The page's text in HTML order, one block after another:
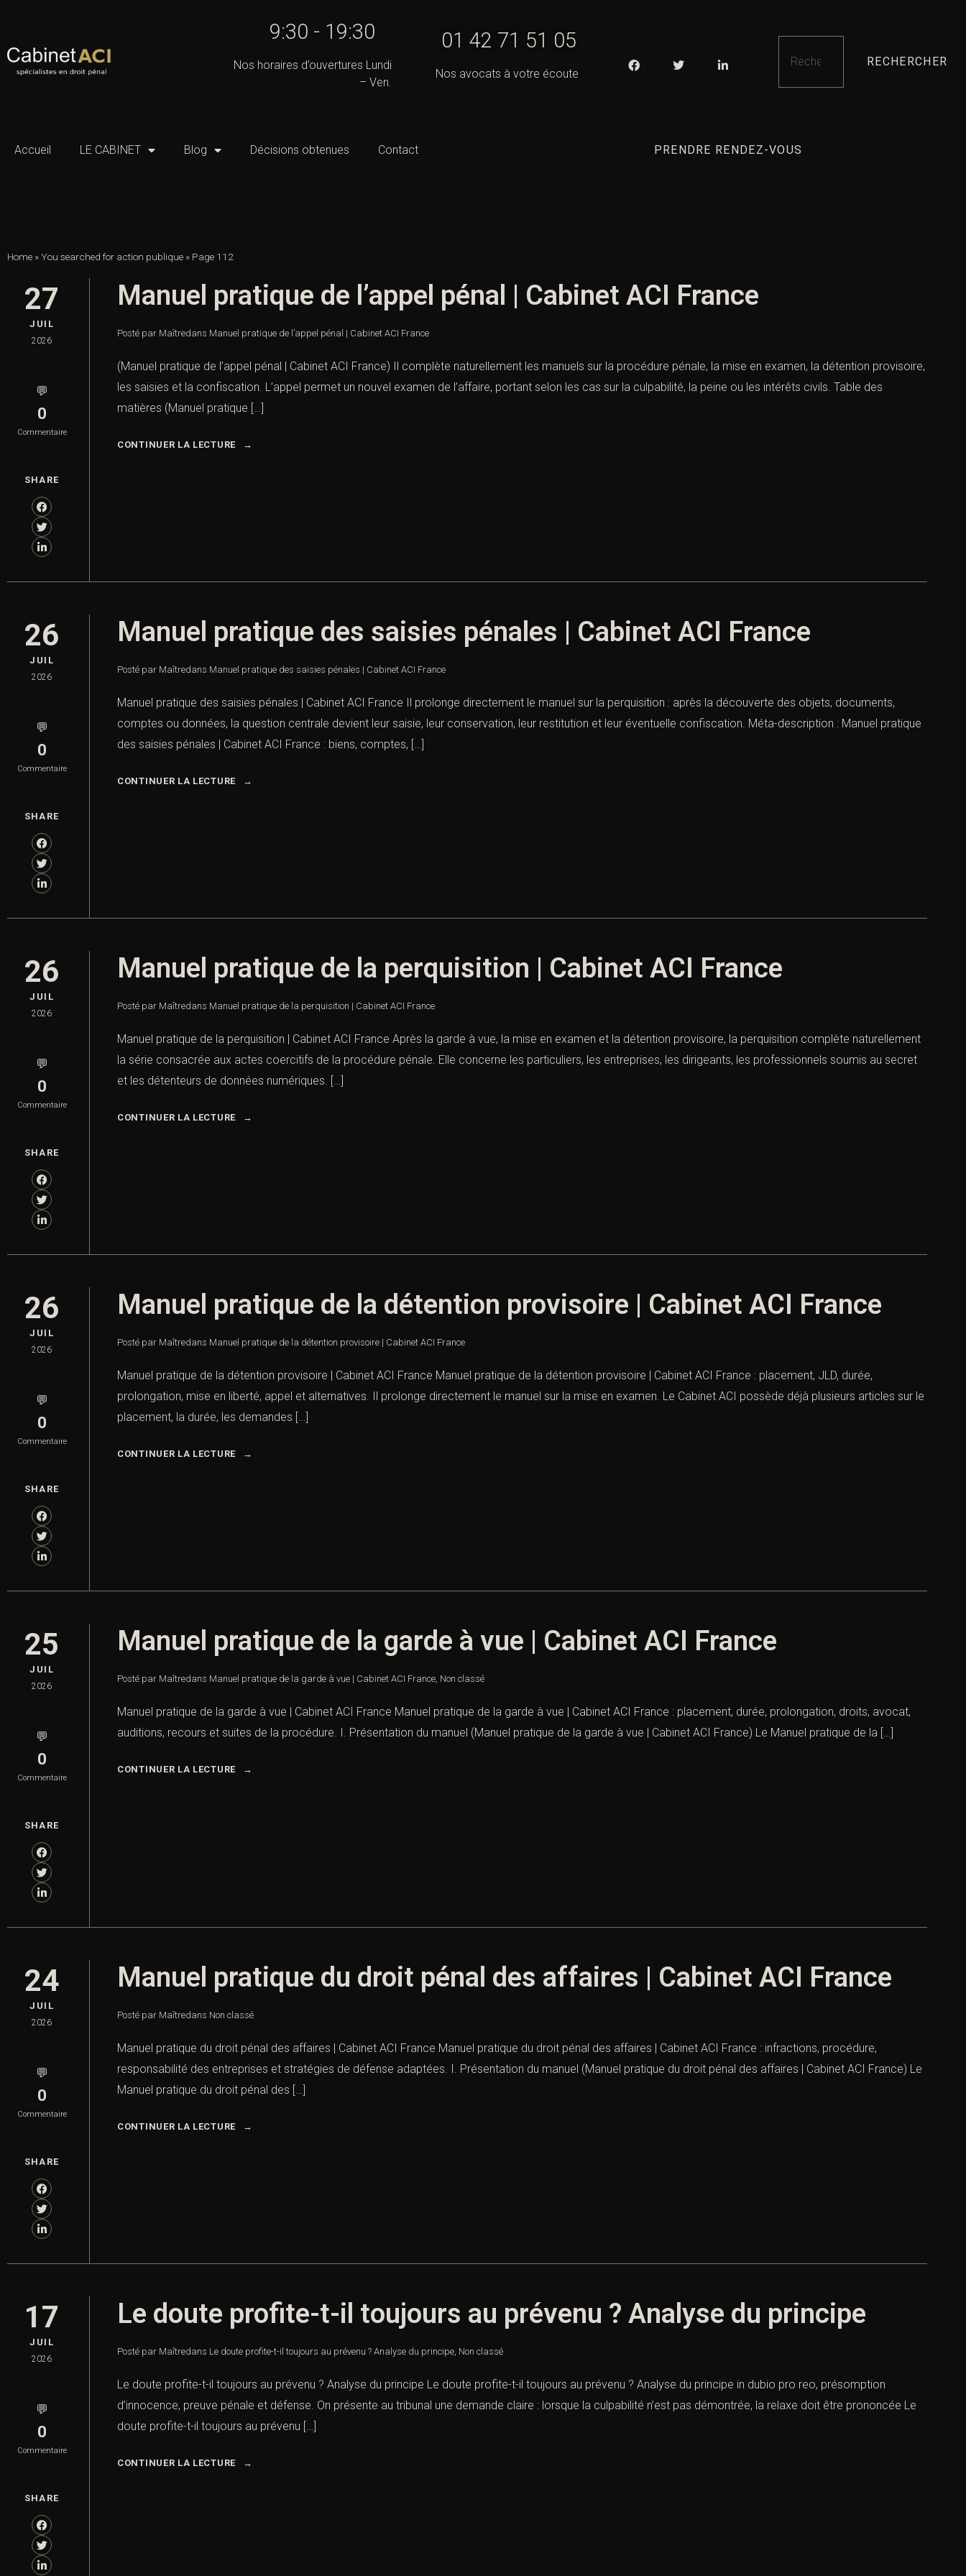
9:30 - 19:30
Nos horaires d’ouvertures Lundi
– Ven.
01 42 71 51 05
Nos avocats à votre écoute
RECHERCHER
Accueil LE CABINET Blog Décisions obtenues Contact PRENDRE RENDEZ-VOUS
Home »You searched for action publique » Page 112
27
JUIL
2026
💬
0
Commentaire
SHARE
Manuel pratique de l’appel pénal | Cabinet ACI France
Posté par Maîtredans Manuel pratique de l’appel pénal | Cabinet ACI France
(Manuel pratique de l’appel pénal | Cabinet ACI France) Il complète naturellement les manuels sur la procédure pénale, la mise en examen, la détention provisoire,
les saisies et la confiscation. L’appel permet un nouvel examen de l’affaire, portant selon les cas sur la culpabilité, la peine ou les intérêts civils. Table des
matières (Manuel pratique […]
CONTINUER LA LECTURE
26
JUIL
2026
💬
0
Commentaire
SHARE
Manuel pratique des saisies pénales | Cabinet ACI France
Posté par Maîtredans Manuel pratique des saisies pénales | Cabinet ACI France
Manuel pratique des saisies pénales | Cabinet ACI France Il prolonge directement le manuel sur la perquisition : après la découverte des objets, documents,
comptes ou données, la question centrale devient leur saisie, leur conservation, leur restitution et leur éventuelle confiscation. Méta-description : Manuel pratique
des saisies pénales | Cabinet ACI France : biens, comptes, […]
CONTINUER LA LECTURE
26
JUIL
2026
💬
0
Commentaire
SHARE
Manuel pratique de la perquisition | Cabinet ACI France
Posté par Maîtredans Manuel pratique de la perquisition | Cabinet ACI France
Manuel pratique de la perquisition | Cabinet ACI France Après la garde à vue, la mise en examen et la détention provisoire, la perquisition complète naturellement
la série consacrée aux actes coercitifs de la procédure pénale. Elle concerne les particuliers, les entreprises, les dirigeants, les professionnels soumis au secret
et les détenteurs de données numériques. […]
CONTINUER LA LECTURE
26
JUIL
2026
💬
0
Commentaire
SHARE
Manuel pratique de la détention provisoire | Cabinet ACI France
Posté par Maîtredans Manuel pratique de la détention provisoire | Cabinet ACI France
Manuel pratique de la détention provisoire | Cabinet ACI France Manuel pratique de la détention provisoire | Cabinet ACI France : placement, JLD, durée,
prolongation, mise en liberté, appel et alternatives. Il prolonge directement le manuel sur la mise en examen. Le Cabinet ACI possède déjà plusieurs articles sur le
placement, la durée, les demandes […]
CONTINUER LA LECTURE
25
JUIL
2026
💬
0
Commentaire
SHARE
Manuel pratique de la garde à vue | Cabinet ACI France
Posté par Maîtredans Manuel pratique de la garde à vue | Cabinet ACI France, Non classé
Manuel pratique de la garde à vue | Cabinet ACI France Manuel pratique de la garde à vue | Cabinet ACI France : placement, durée, prolongation, droits, avocat,
auditions, recours et suites de la procédure. I. Présentation du manuel (Manuel pratique de la garde à vue | Cabinet ACI France) Le Manuel pratique de la […]
CONTINUER LA LECTURE
24
JUIL
2026
💬
0
Commentaire
SHARE
Manuel pratique du droit pénal des affaires | Cabinet ACI France
Posté par Maîtredans Non classé
Manuel pratique du droit pénal des affaires | Cabinet ACI France Manuel pratique du droit pénal des affaires | Cabinet ACI France : infractions, procédure,
responsabilité des entreprises et stratégies de défense adaptées. I. Présentation du manuel (Manuel pratique du droit pénal des affaires | Cabinet ACI France) Le
Manuel pratique du droit pénal des […]
CONTINUER LA LECTURE
17
JUIL
2026
💬
0
Commentaire
SHARE
Le doute profite-t-il toujours au prévenu ? Analyse du principe
Posté par Maîtredans Le doute profite-t-il toujours au prévenu ? Analyse du principe, Non classé
Le doute profite-t-il toujours au prévenu ? Analyse du principe Le doute profite-t-il toujours au prévenu ? Analyse du principe in dubio pro reo, présomption
d’innocence, preuve pénale et défense. On présente au tribunal une demande claire : lorsque la culpabilité n’est pas démontrée, la relaxe doit être prononcée Le
doute profite-t-il toujours au prévenu […]
CONTINUER LA LECTURE